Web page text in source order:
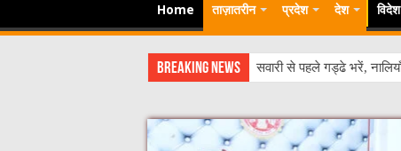
Home ताज़ातरीन प्रदेश देश विदेश
Breaking News मध्यप्रदेश सरकार ने क